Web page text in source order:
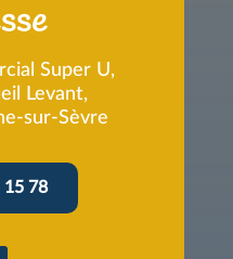
Super U,
Levant,
sur-Sèvre
15 78